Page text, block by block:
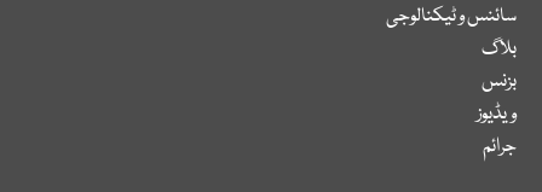
سائنس و ٹیکنالوجی
بلاگ
بزنس
ویڈیوز
جرائم